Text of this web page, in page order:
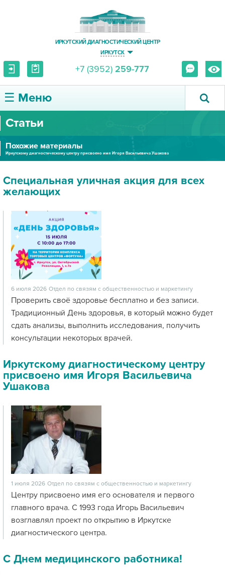
ИРКУТСКИЙ ДИАГНОСТИЧЕСКИЙ ЦЕНТР
ИРКУТСК
+7 (3952) 259-777
☰ Меню
О ЦЕНТРЕ
УСЛУГИ И ЦЕНЫ
ПРАВОВАЯ ИНФОРМАЦИЯ
Статьи
Похожие материалы
Иркутскому диагностическому центру присвоено имя Игоря Васильевича Ушакова
Специальная уличная акция для всех
желающих
6 июля 2026 Отдел по связям с общественностью и маркетингу
Проверить своё здоровье бесплатно и без записи.
Традиционный День здоровья, в который можно будет
сдать анализы, выполнить исследования, получить
консультации некоторых врачей.
Иркутскому диагностическому центру
присвоено имя Игоря Васильевича
Ушакова
1 июля 2026 Отдел по связям с общественностью и маркетингу
Центру присвоено имя его основателя и первого
главного врача. С 1993 года Игорь Васильевич
возглавлял проект по открытию в Иркутске
диагностического центра.
С Днем медицинского работника!